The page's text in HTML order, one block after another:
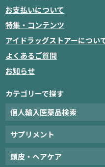
お支払いについて
特集・コンテンツ
アイドラッグストアーについ
よくあるご質問
お知らせ
カテゴリーで探す
個人輸入医薬品検索
サプリメント
頭皮・ヘアケア